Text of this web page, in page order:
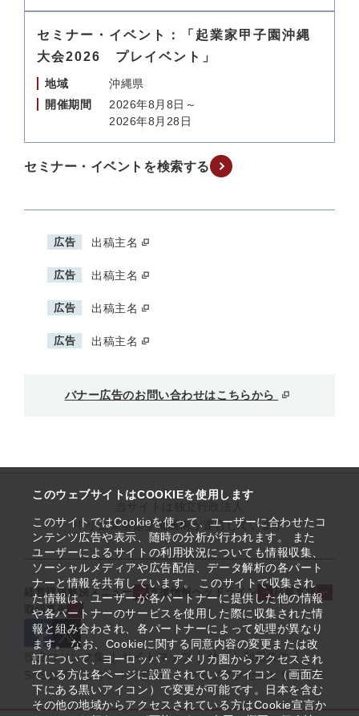
このウェブサイトはCOOKIEを使用します
このサイトではCookieを使って、ユーザーに合わせたコ
ンテンツ広告や表示、随時の分析が行われます。 また
ユーザーによるサイトの利用状況についても情報収集、
ソーシャルメディアや広告配信、データ解析の各パート
ナーと情報を共有しています。 このサイトで収集され
た情報は、ユーザーが各パートナーに提供した他の情報
や各パートナーのサービスを使用した際に収集された情
報と組み合わされ、各パートナーによって処理が異なり
ます。 なお、Cookieに関する同意内容の変更または改
訂について、ヨーロッパ・アメリカ圏からアクセスされ
ている方は各ページに設置されているアイコン（画面左
下にある黒いアイコン）で変更が可能です。日本を含む
その他の地域からアクセスされている方はCookie宣言か
セミナー・イベント：「起業家甲子園沖縄
大会2026 プレイベント」
地域
沖縄県
開催期間
2026年8月8日～
2026年8月28日
セミナー・イベントを検索する
広告 出稿主名
広告 出稿主名
広告 出稿主名
広告 出稿主名
バナー広告のお問い合わせはこちらから
中小企業基盤整備機構が運営しています
経営課題解決メニュー 支援情報ヘッドライン
起業支援
取組事例
役立つリンク集 サイトマップ
サイト利用条件
SNS公式アカウント一覧
ウェブアクセシビリティ